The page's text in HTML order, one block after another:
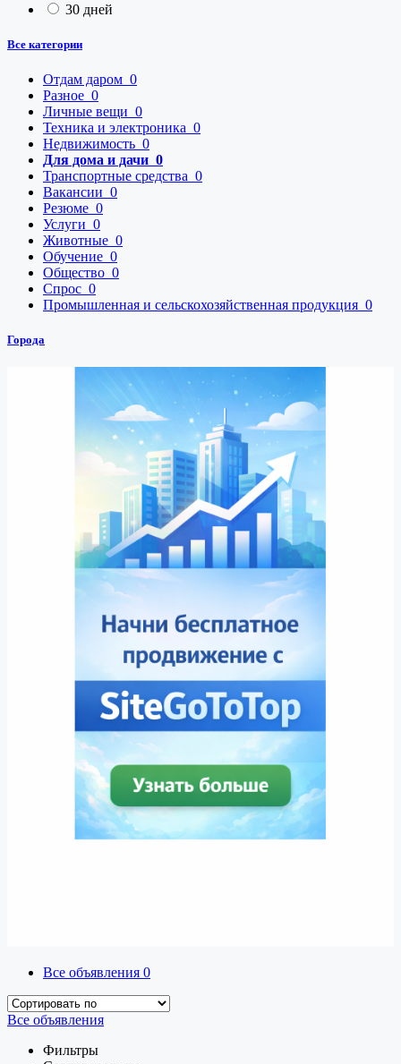
30 дней
Все категории
Отдам даром 0
Разное 0
Личные вещи 0
Техника и электроника 0
Недвижимость 0
Для дома и дачи 0
Транспортные средства 0
Вакансии 0
Резюме 0
Услуги 0
Животные 0
Обучение 0
Общество 0
Спрос 0
Промышленная и сельскохозяйственная продукция 0
Города
Все объявления 0
Все объявления
Фильтры